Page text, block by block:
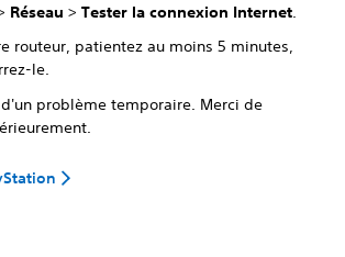
Réseau > Tester la connexion Internet
routeur, patientez au moins 5 minutes,
le.
problème temporaire. Merci de